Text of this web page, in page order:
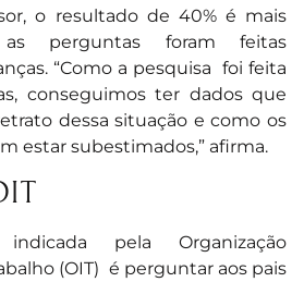
o resultado de 40% é mais
perguntas foram feitas
“Como a pesquisa foi feita
conseguimos ter dados que
dessa situação e como os
estar subestimados,” afirma.
pela Organização
(OIT) é perguntar aos pais